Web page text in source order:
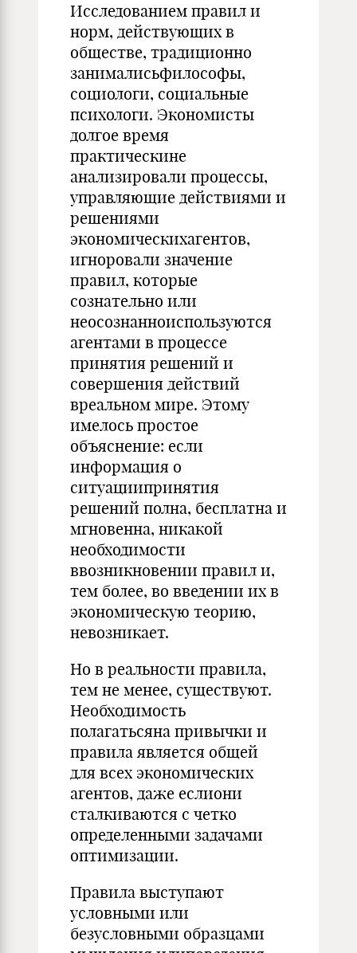
Исследованием правил и
норм, действующих в
обществе, традиционно
занималисьфилософы,
социологи, социальные
психологи. Экономисты
долгое время
практическине
анализировали процессы,
управляющие действиями и
решениями
экономическихагентов,
игноровали значение
правил, которые
сознательно или
неосознанноиспользуются
агентами в процессе
принятия решений и
совершения действий
вреальном мире. Этому
имелось простое
объяснение: если
информация о
ситуациипринятия
решений полна, бесплатна и
мгновенна, никакой
необходимости
ввозникновении правил и,
тем более, во введении их в
экономическую теорию,
невозникает.
Но в реальности правила,
тем не менее, существуют.
Необходимость
полагатьсяна привычки и
правила является общей
для всех экономических
агентов, даже еслиони
сталкиваются с четко
определенными задачами
оптимизации.
Правила выступают
условными или
безусловными образцами